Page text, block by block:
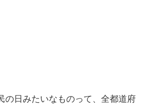
の日みたいなものって、全都道府